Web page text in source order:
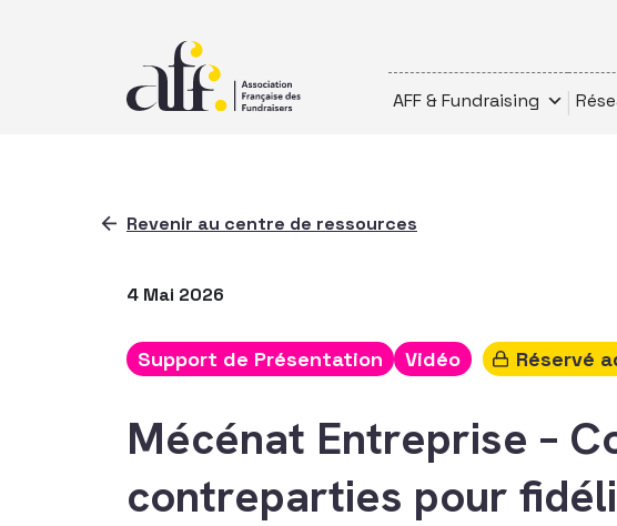
AFF & Fundraising
Revenir au centre de ressources
4 Mai 2026
Support de Présentation Vidéo Réservé
Mécénat Entreprise –
contreparties pour